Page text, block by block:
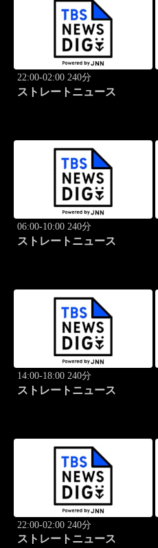
22:00-02:00 240分
ストレートニュース
06:00-10:00 240分
ストレートニュース
14:00-18:00 240分
ストレートニュース
22:00-02:00 240分
ストレートニュース